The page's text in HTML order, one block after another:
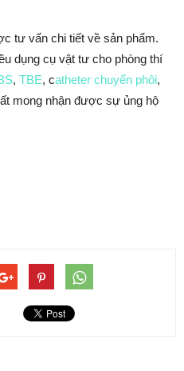
tư vấn chi tiết về sản phẩm.
dụng cụ vật tư cho phòng thí
, TBE, catheter chuyển phôi,
mong nhận được sự ủng hộ